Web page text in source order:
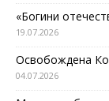
«Богини
19.07.2026
Освобождена
04.07.2026